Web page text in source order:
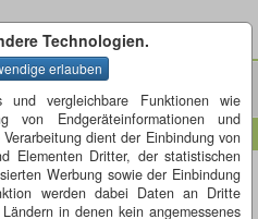
Technologien.
und vergleichbare Funktionen wie
von Endgeräteinformationen und
dient der Einbindung von
Elementen Dritter, der statistischen
Werbung sowie der Einbindung
werden dabei Daten an Dritte
in denen kein angemessenes
neuen Witz bekommen? Dann